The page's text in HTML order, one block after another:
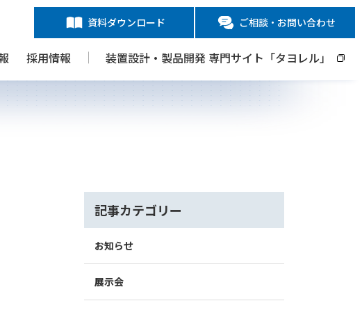
資料ダウンロード ご相談・お問い合わせ
紹介
採用情報 装置設計・製品開発 専門サイト「タヨレル」
記事カテゴリー
お知らせ
展示会